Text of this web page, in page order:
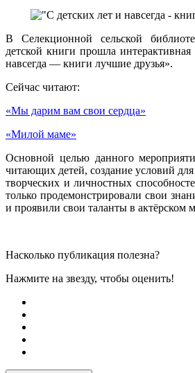
В Селекционной сельской
детской книги прошла
навсегда — книги лучшие друзья».
Сейчас читают:
«Мы дарим вам свои сердца»
«Милой маме»
Основной целью данного
читающих детей, создание условий
творческих и личностных
только продемонстрировали свои
и проявили свои таланты в актёрском
Насколько публикация полезна?
Нажмите на звезду, чтобы оценить!